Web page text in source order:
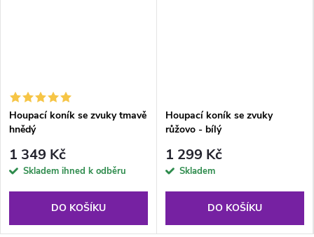
Houpací koník se zvuky tmavě
hnědý
1 349 Kč
Skladem ihned k odběru
DO KOŠÍKU
Houpací koník se zvuky
růžovo - bílý
1 299 Kč
Skladem
DO KOŠÍKU